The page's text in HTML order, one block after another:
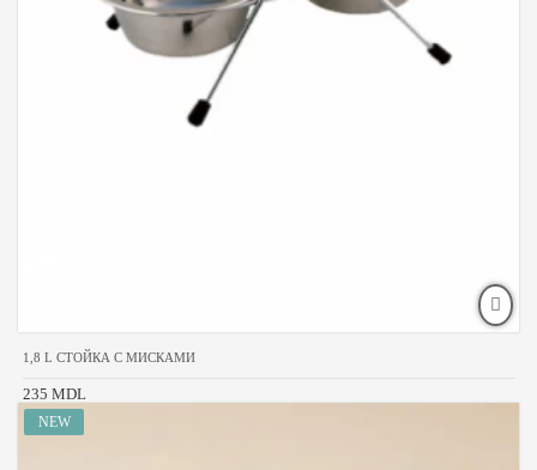
1,8 L СТОЙКА С МИСКАМИ
235 MDL